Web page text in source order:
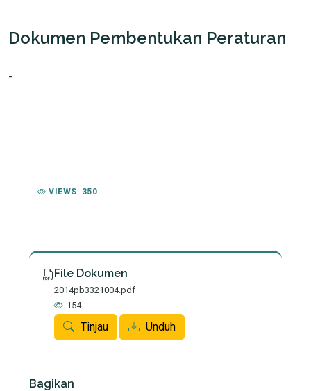
Dokumen Pembentukan Peraturan
-
VIEWS: 350
File Dokumen
2014pb3321004.pdf
154
Tinjau Unduh
Bagikan